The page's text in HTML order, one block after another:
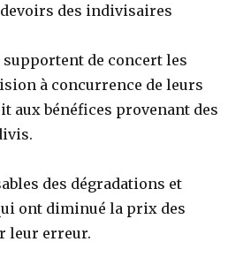
des indivisaires
de concert les
à concurrence de leurs
aux bénéfices provenant des
des dégradations et
ont diminué la prix des
leur erreur.